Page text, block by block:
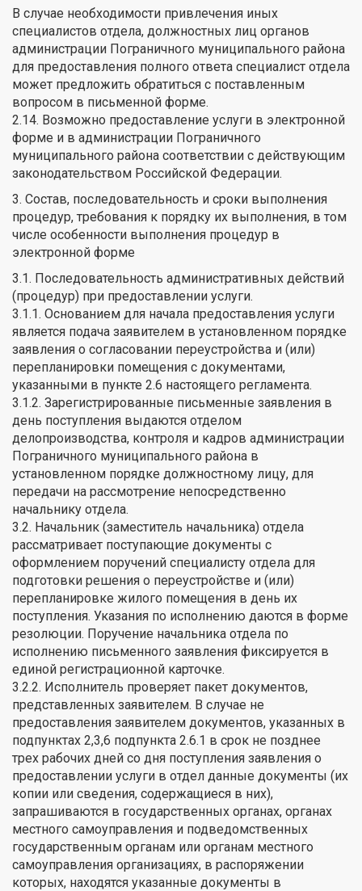
В случае необходимости привлечения иных
специалистов отдела, должностных лиц органов
администрации Пограничного муниципального района
для предоставления полного ответа специалист отдела
может предложить обратиться с поставленным
вопросом в письменной форме.
2.14. Возможно предоставление услуги в электронной
форме и в администрации Пограничного
муниципального района соответствии с действующим
законодательством Российской Федерации.
3. Состав, последовательность и сроки выполнения
процедур, требования к порядку их выполнения, в том
числе особенности выполнения процедур в
электронной форме
3.1. Последовательность административных действий
(процедур) при предоставлении услуги.
3.1.1. Основанием для начала предоставления услуги
является подача заявителем в установленном порядке
заявления о согласовании переустройства и (или)
перепланировки помещения с документами,
указанными в пункте 2.6 настоящего регламента.
3.1.2. Зарегистрированные письменные заявления в
день поступления выдаются отделом
делопроизводства, контроля и кадров администрации
Пограничного муниципального района в
установленном порядке должностному лицу, для
передачи на рассмотрение непосредственно
начальнику отдела.
3.2. Начальник (заместитель начальника) отдела
рассматривает поступающие документы с
оформлением поручений специалисту отдела для
подготовки решения о переустройстве и (или)
перепланировке жилого помещения в день их
поступления. Указания по исполнению даются в форме
резолюции. Поручение начальника отдела по
исполнению письменного заявления фиксируется в
единой регистрационной карточке.
3.2.2. Исполнитель проверяет пакет документов,
представленных заявителем. В случае не
предоставления заявителем документов, указанных в
подпунктах 2,3,6 подпункта 2.6.1 в срок не позднее
трех рабочих дней со дня поступления заявления о
предоставлении услуги в отдел данные документы (их
копии или сведения, содержащиеся в них),
запрашиваются в государственных органах, органах
местного самоуправления и подведомственных
государственным органам или органам местного
самоуправления организациях, в распоряжении
которых, находятся указанные документы в